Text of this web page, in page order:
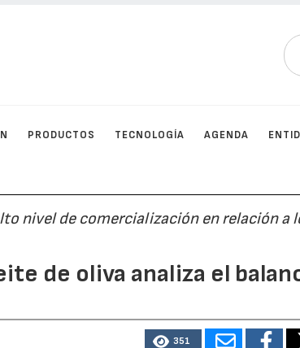
PRODUCTOS TECNOLOGÍA AGENDA
nivel de comercialización en relación a
de oliva analiza el
351